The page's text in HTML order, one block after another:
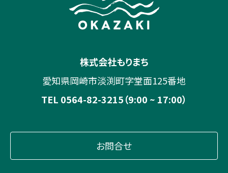
株式会社もりまち
愛知県岡崎市淡渕町字堂面125番地
TEL 0564-82-3215（9:00 ~ 17:00）
お問合せ